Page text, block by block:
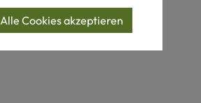
Alle Cookies akzeptieren